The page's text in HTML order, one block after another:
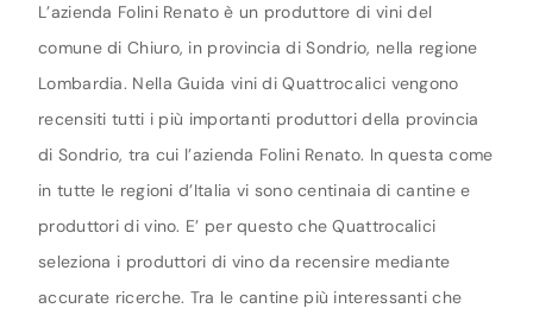
L’azienda Folini Renato è un produttore di vini del
comune di Chiuro, in provincia di Sondrio, nella regione
Lombardia. Nella Guida vini di Quattrocalici vengono
recensiti tutti i più importanti produttori della provincia
di Sondrio, tra cui l’azienda Folini Renato. In questa come
in tutte le regioni d’Italia vi sono centinaia di cantine e
produttori di vino. E’ per questo che Quattrocalici
seleziona i produttori di vino da recensire mediante
accurate ricerche. Tra le cantine più interessanti che